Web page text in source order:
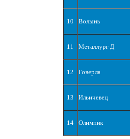
10 Волынь
11 Металлург Д
12 Говерла
13 Ильичевец
14 Олимпик